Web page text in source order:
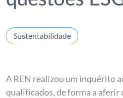
Sustentabilidade
A REN realizou um inquérito
qualificados, de forma a aferir